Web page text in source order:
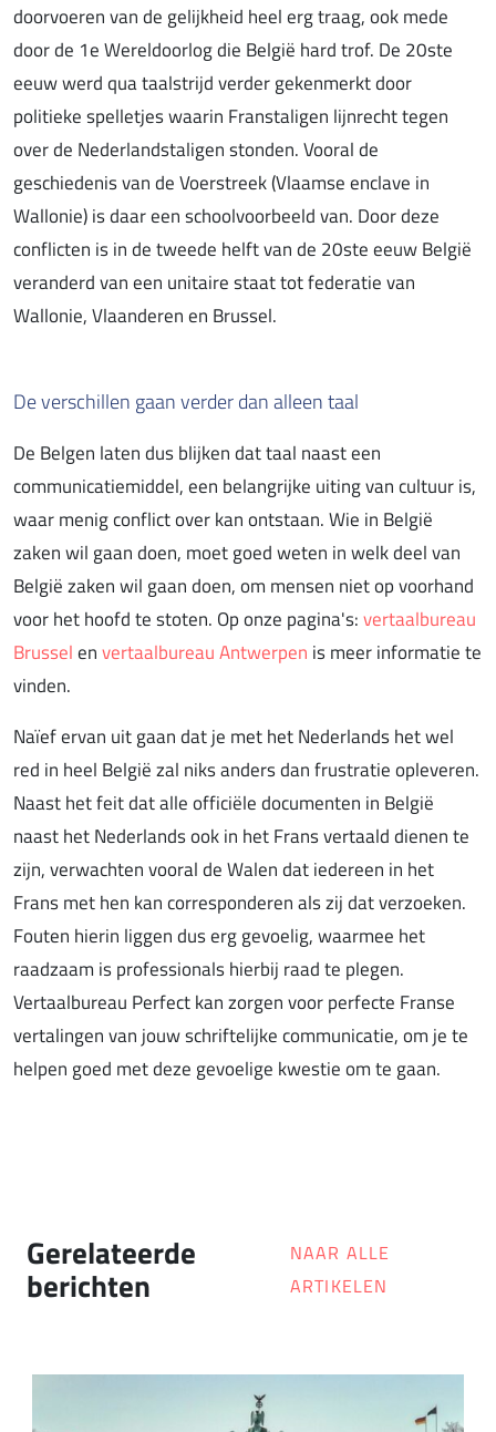
doorvoeren van de gelijkheid heel erg traag, ook mede
door de 1e Wereldoorlog die België hard trof. De 20ste
eeuw werd qua taalstrijd verder gekenmerkt door
politieke spelletjes waarin Franstaligen lijnrecht tegen
over de Nederlandstaligen stonden. Vooral de
geschiedenis van de Voerstreek (Vlaamse enclave in
Wallonie) is daar een schoolvoorbeeld van. Door deze
conflicten is in de tweede helft van de 20ste eeuw België
veranderd van een unitaire staat tot federatie van
Wallonie, Vlaanderen en Brussel.
De verschillen gaan verder dan alleen taal
De Belgen laten dus blijken dat taal naast een
communicatiemiddel, een belangrijke uiting van cultuur is,
waar menig conflict over kan ontstaan. Wie in België
zaken wil gaan doen, moet goed weten in welk deel van
België zaken wil gaan doen, om mensen niet op voorhand
voor het hoofd te stoten. Op onze pagina's:vertaalbureau
Brusselenvertaalbureau Antwerpen is meer informatie te
vinden.
Naïef ervan uit gaan dat je met het Nederlands het wel
red in heel België zal niks anders dan frustratie opleveren.
Naast het feit dat alle officiële documenten in België
naast het Nederlands ook in het Frans vertaald dienen te
zijn, verwachten vooral de Walen dat iedereen in het
Frans met hen kan corresponderen als zij dat verzoeken.
Fouten hierin liggen dus erg gevoelig, waarmee het
raadzaam is professionals hierbij raad te plegen.
Vertaalbureau Perfect kan zorgen voor perfecte Franse
vertalingen van jouw schriftelijke communicatie, om je te
helpen goed met deze gevoelige kwestie om te gaan.
Gerelateerde
berichten
NAAR ALLE
ARTIKELEN